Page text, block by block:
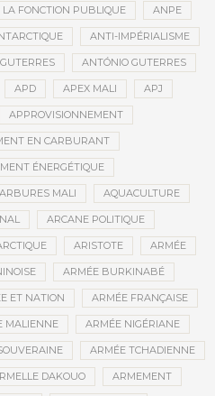
FONCTION PUBLIQUE ANPE
ANTI-IMPÉRIALISME
ANTÓNIO GUTERRES
APD APEX MALI APJ
APPROVISIONNEMENT
EN CARBURANT
ÉNERGÉTIQUE
MALI AQUACULTURE
ARCANE POLITIQUE
ARISTOTE ARMÉE
ARMÉE BURKINABÉ
ET NATION ARMÉE FRANÇAISE
MALIENNE ARMÉE NIGÉRIANE
ARMÉE TCHADIENNE
DAKOUO ARMEMENT